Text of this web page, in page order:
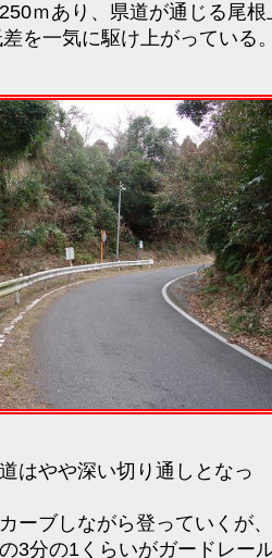
ｍあり、県道が通じる尾根
を一気に駆け上がっている
はやや深い切り通しとなっ
ーブしながら登っていくが
3分の1くらいがガードレー